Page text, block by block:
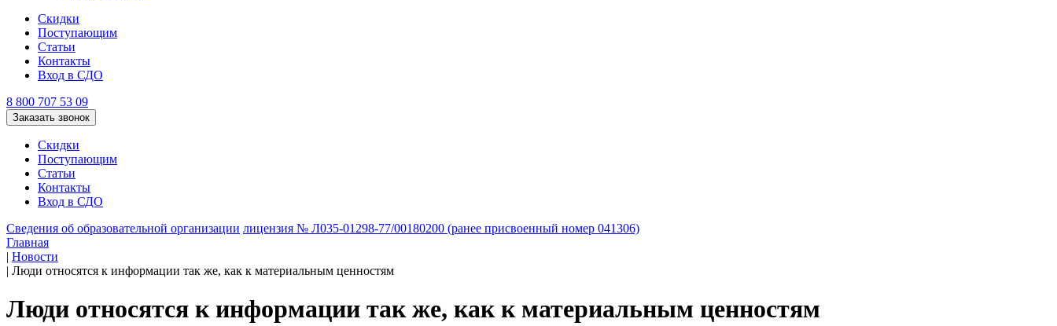
Скидки
Поступающим
Статьи
Контакты
Вход в СДО
8 800 707 53 09
Заказать звонок
Скидки
Поступающим
Статьи
Контакты
Вход в СДО
Сведения об образовательной организации лицензия № Л035-01298-77/00180200 (ранее присвоенный номер 041306)
Главная
| Новости
| Люди относятся к информации так же, как к материальным ценностям
Люди относятся к информации так же, как к материальным ценностям